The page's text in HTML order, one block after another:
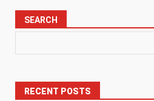
SEARCH
RECENT POSTS